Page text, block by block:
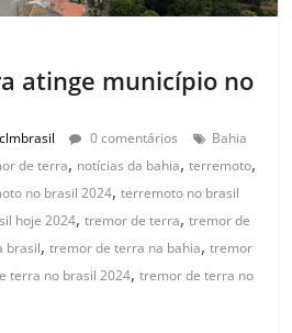
atinge município no
clmbrasil 0 comentários
Bahia
de terra, notícias da bahia,terremoto,
no brasil 2024,terremoto no brasil
hoje 2024,tremor de terra,tremor de
brasil,tremor de terra na bahia,tremor
terra no brasil 2024,tremor de terra no